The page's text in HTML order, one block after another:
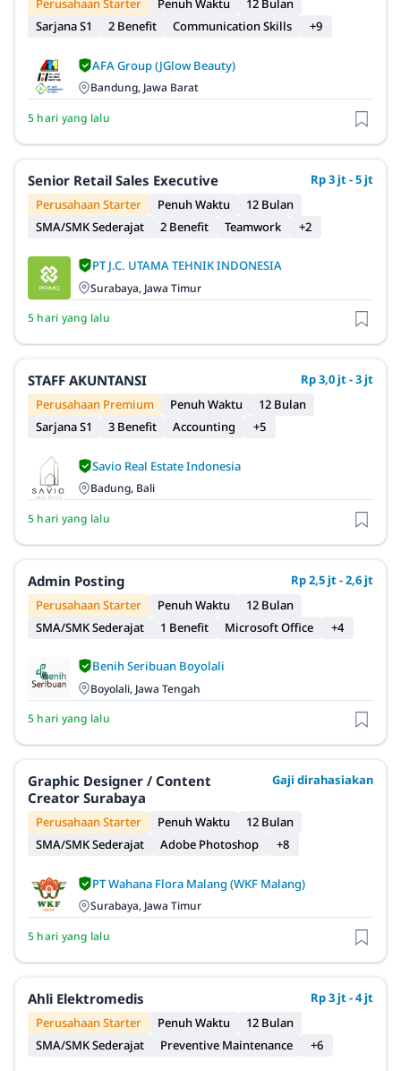
Perusahaan Starter
Penuh Waktu
12 Bulan
Sarjana S1
2 Benefit Communication Skills +9
AFA Group (JGlow Beauty)
Bandung, Jawa Barat
5 hari yang lalu
Senior Retail Sales Executive
Rp 3 jt - 5 jt
Perusahaan Starter
Penuh Waktu
12 Bulan
SMA/SMK Sederajat
2 Benefit Teamwork +2
PT J.C. UTAMA TEHNIK INDONESIA
Surabaya, Jawa Timur
5 hari yang lalu
STAFF AKUNTANSI
Rp 3,0 jt - 3 jt
Perusahaan Premium
Penuh Waktu
12 Bulan
Sarjana S1
3 Benefit Accounting +5
Savio Real Estate Indonesia
Badung, Bali
5 hari yang lalu
Admin Posting
Rp 2,5 jt - 2,6 jt
Perusahaan Starter
Penuh Waktu
12 Bulan
SMA/SMK Sederajat
1 Benefit Microsoft Office +4
Benih Seribuan Boyolali
Boyolali, Jawa Tengah
5 hari yang lalu
Graphic Designer / Content
Creator Surabaya
Gaji dirahasiakan
Perusahaan Starter Penuh Waktu
12 Bulan
SMA/SMK Sederajat
Adobe Photoshop +8
PT Wahana Flora Malang (WKF Malang)
Surabaya, Jawa Timur
5 hari yang lalu
Ahli Elektromedis
Rp 3 jt - 4 jt
Perusahaan Starter
Penuh Waktu
12 Bulan
SMA/SMK Sederajat
Preventive Maintenance +6